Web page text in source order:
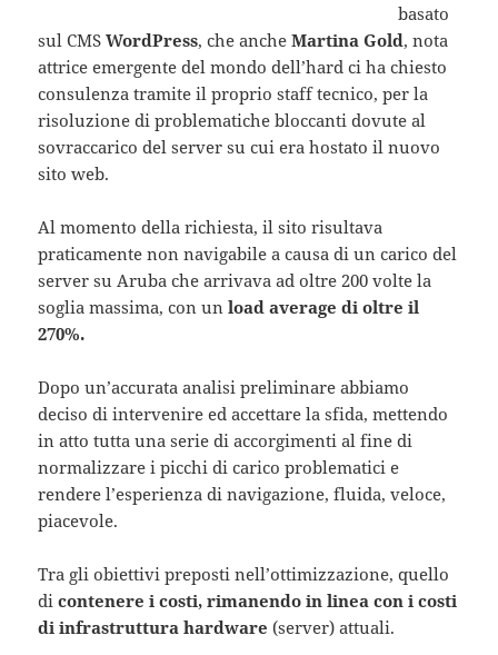
basato
sul CMSWordPress, che ancheMartina Gold, nota
attrice emergente del mondo dell’hard ci ha chiesto
consulenza tramite il proprio staff tecnico, per la
risoluzione di problematiche bloccanti dovute al
sovraccarico del server su cui era hostato il nuovo
sito web.
Al momento della richiesta, il sito risultava
praticamente non navigabile a causa di un carico del
server su Aruba che arrivava ad oltre 200 volte la
soglia massima, con un load average di oltre il
270%.
Dopo un’accurata analisi preliminare abbiamo
deciso di intervenire ed accettare la sfida, mettendo
in atto tutta una serie di accorgimenti al fine di
normalizzare i picchi di carico problematici e
rendere l’esperienza di navigazione, fluida, veloce,
piacevole.
Tra gli obiettivi preposti nell’ottimizzazione, quello
dicontenere i costi, rimanendo in linea con i costi
di infrastruttura hardware (server) attuali.